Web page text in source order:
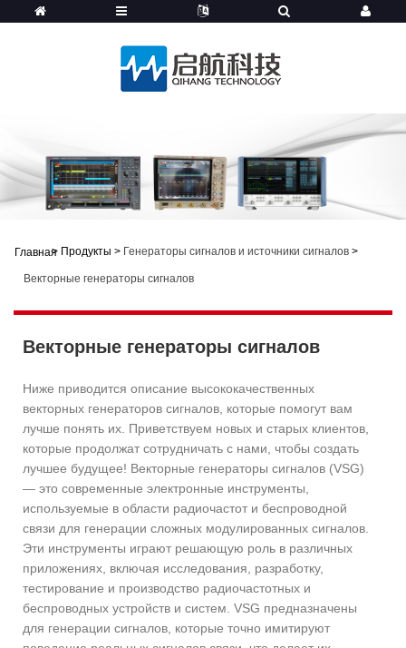
Главная
> Продукты > Генераторы сигналов и источники сигналов >
Векторные генераторы сигналов
Векторные генераторы сигналов
Ниже приводится описание высококачественных
векторных генераторов сигналов, которые помогут вам
лучше понять их. Приветствуем новых и старых клиентов,
которые продолжат сотрудничать с нами, чтобы создать
лучшее будущее! Векторные генераторы сигналов (VSG)
— это современные электронные инструменты,
используемые в области радиочастот и беспроводной
связи для генерации сложных модулированных сигналов.
Эти инструменты играют решающую роль в различных
приложениях, включая исследования, разработку,
тестирование и производство радиочастотных и
беспроводных устройств и систем. VSG предназначены
для генерации сигналов, которые точно имитируют